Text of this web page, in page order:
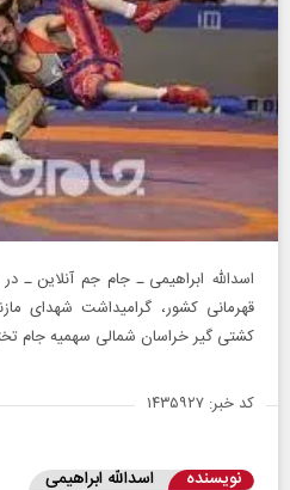
اسدالله ابراهیمی ـ جام جم آنلاین ـ
قهرمانی کشور، گرامیداشت شهدای
کشتی گیر خراسان شمالی سهمیه جام
کد خبر: ۱۴۳۵۹۲۷
نویسنده اسدالله ابراهیمی